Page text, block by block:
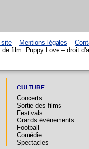
site – Mentions légales –
de film: Puppy Love – droit
CULTURE
Concerts
Sortie des films
Festivals
Grands événements
Football
Comédie
Spectacles